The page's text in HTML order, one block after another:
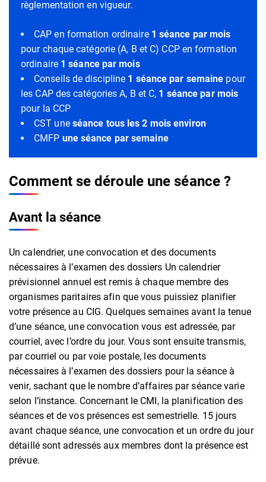
règlementation en vigueur.
CAP en formation ordinaire 1 séance par mois
pour chaque catégorie (A, B et C) CCP en formation
ordinaire 1 séance par mois
Conseils de discipline 1 séance par semaine pour
les CAP des catégories A, B et C, 1 séance par mois
pour la CCP
CST une séance tous les 2 mois environ
CMFP une séance par semaine
Comment se déroule une séance ?
Avant la séance
Un calendrier, une convocation et des documents
nécessaires à l’examen des dossiers Un calendrier
prévisionnel annuel est remis à chaque membre des
organismes paritaires afin que vous puissiez planifier
votre présence au CIG. Quelques semaines avant la tenue
d’une séance, une convocation vous est adressée, par
courriel, avec l’ordre du jour. Vous sont ensuite transmis,
par courriel ou par voie postale, les documents
nécessaires à l’examen des dossiers pour la séance à
venir, sachant que le nombre d’affaires par séance varie
selon l’instance. Concernant le CMI, la planification des
séances et de vos présences est semestrielle. 15 jours
avant chaque séance, une convocation et un ordre du jour
détaillé sont adressés aux membres dont la présence est
prévue.